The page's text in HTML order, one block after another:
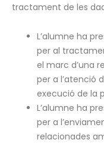
tractament de les
L’alumne ha
per al
el marc d’una
per a l’atenció
execució de la
L’alumne ha
per a
relacionades